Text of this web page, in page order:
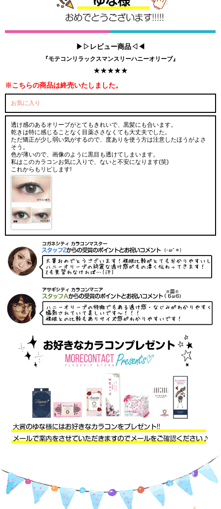
▶▷レビュー商品◁◀
『モテコンリラックスマンスリーハニーオリーブ』
★★★★★
※こちらの商品は終売いたしました。
お気に入り
透け感のあるオリーブがとてもきれいで、黒髪にも合います。
乾きは特に感じることなく目薬ささなくても大丈夫でした。
ただ矯正が少し弱い気がするので、度ありを使う方は注意したほうがよさ
そう。
色が薄いので、画像のように黒目も透けてしまいます。
私はこのカラコンお気に入りで、ないと不安になります(笑)
これからもリピします!